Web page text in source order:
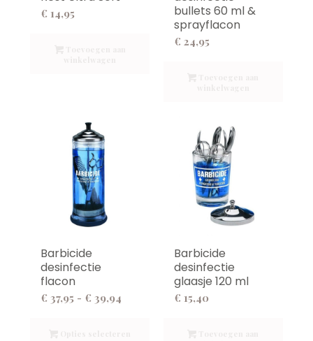
€ 14,95
bullets 60 ml &
sprayflacon
€ 24,95
Barbicide
desinfectie
flacon
€ 37,95 - € 39,94 Prijsklasse:
Barbicide
desinfectie
glaasje 120 ml
€ 15,40